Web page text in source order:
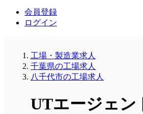
会員登録
ログイン
工場・製造業求人
千葉県の工場求人
八千代市の工場求人
UTエージェン